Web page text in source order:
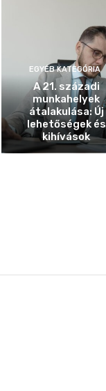
EGYÉB KATEGÓRIA
A 21. századi
munkahelyek
átalakulása: Új
lehetőségek és
kihívások